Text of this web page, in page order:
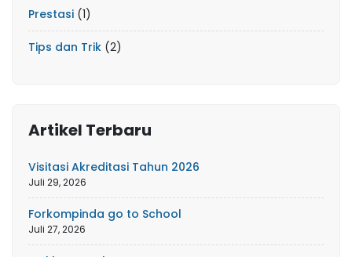
Prestasi (1)
Tips dan Trik (2)
Artikel Terbaru
Visitasi Akreditasi Tahun 2026
Juli 29, 2026
Forkompinda go to School
Juli 27, 2026